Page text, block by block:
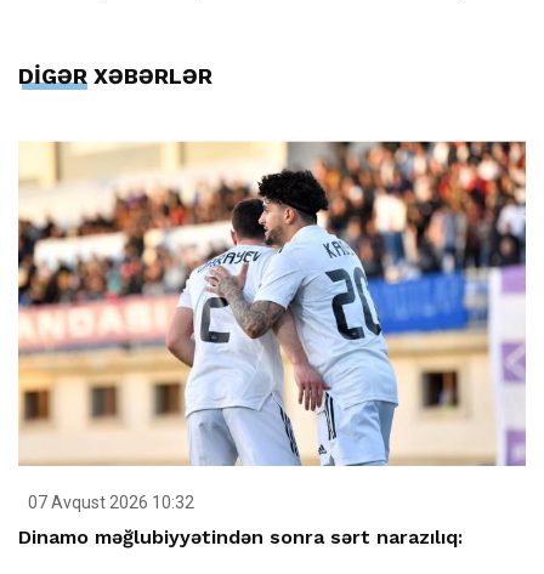
DİGƏR XƏBƏRLƏR
07 Avqust 2026 10:32
Dinamo məğlubiyyətindən sonra sərt narazılıq: